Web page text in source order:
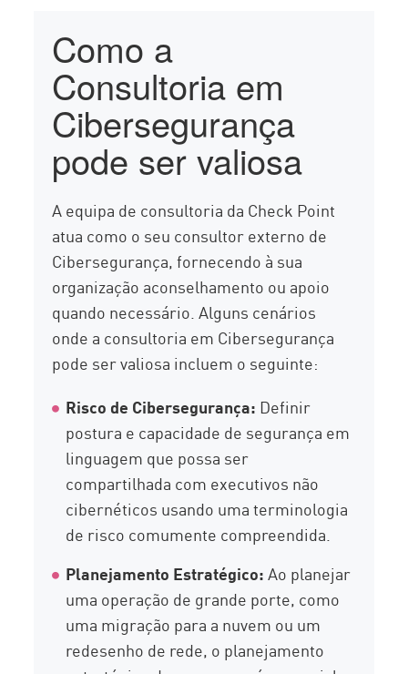
Como a
Consultoria em
Cibersegurança
pode ser valiosa
A equipa de consultoria da Check Point
atua como o seu consultor externo de
Cibersegurança, fornecendo à sua
organização aconselhamento ou apoio
quando necessário. Alguns cenários
onde a consultoria em Cibersegurança
pode ser valiosa incluem o seguinte:
Risco de Cibersegurança: Definir
postura e capacidade de segurança em
linguagem que possa ser
compartilhada com executivos não
cibernéticos usando uma terminologia
de risco comumente compreendida.
Planejamento Estratégico:Ao planejar
uma operação de grande porte, como
uma migração para a nuvem ou um
redesenho de rede, o planejamento